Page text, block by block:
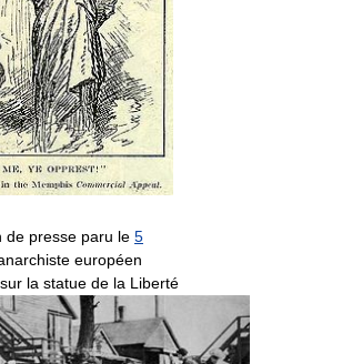
de presse paru le 5
européen
la statue de la Liberté